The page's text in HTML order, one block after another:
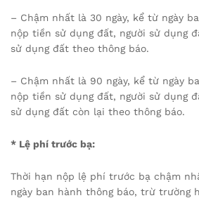
– Chậm nhất là 30 ngày, kể từ ngày
nộp tiền sử dụng đất, người sử dụng
sử dụng đất theo thông báo.
– Chậm nhất là 90 ngày, kể từ ngày
nộp tiền sử dụng đất, người sử dụng
sử dụng đất còn lại theo thông báo.
* Lệ phí trước bạ:
Thời hạn nộp lệ phí trước bạ chậm
ngày ban hành thông báo, trừ trường